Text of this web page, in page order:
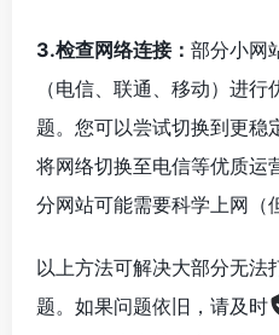
3.检查网络连接： 部分小网
（电信、联通、移动）进
题。您可以尝试切换到更稳
将网络切换至电信等优质运
分网站可能需要科学上网（
以上方法可解决大部分无法
题。如果问题依旧，请及时